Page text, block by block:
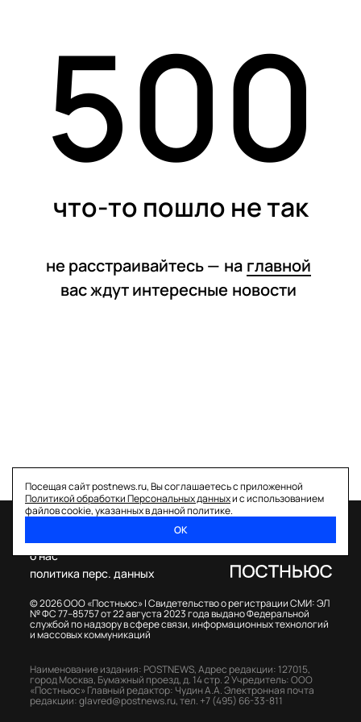
статьи
500
что-то пошло не так
не расстраивайтесь — на главной
вас ждут интересные новости
Посещая сайт postnews.ru, Вы соглашаетесь с приложенной
Политикой обработки Персональных данныхи с использованием
файлов cookie, указанных в данной политике.
ОК
© 2026 ООО «Постньюс» |Свидетельство о регистрации СМИ: ЭЛ
№ ФС 77–85757 от 22 августа 2023 года выдано Федеральной
службой по надзору в сфере связи, информационных технологий
и массовых коммуникаций
о нас
политика перс. данных
Наименование издания: POSTNEWS,Адрес редакции: 127015,
город Москва, Бумажный проезд, д. 14 стр. 2Учредитель: ООО
«Постньюс» Главный редактор: Чудин А.А.Электронная почта
редакции:glavred@postnews.ru,тел. +7 (495) 66-33-811